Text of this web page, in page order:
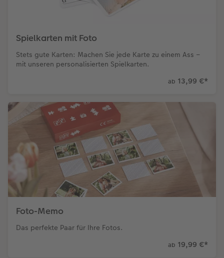
Spielkarten mit Foto
Stets gute Karten: Machen Sie jede Karte zu einem Ass –
mit unseren personalisierten Spielkarten.
ab 13,99 €*
Foto-Memo
Das perfekte Paar für Ihre Fotos.
ab 19,99 €*